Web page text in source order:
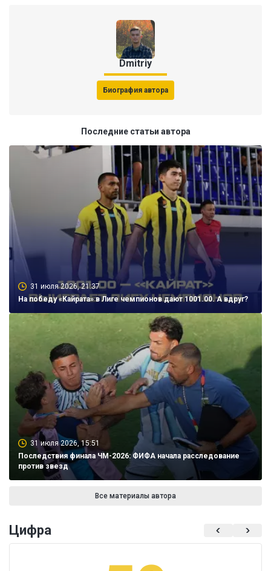
Dmitriy
Биография автора
Последние статьи автора
31 июля 2026, 21:37
На победу «Кайрата» в Лиге чемпионов дают 1001.00. А вдруг?
31 июля 2026, 15:51
Последствия финала ЧМ-2026: ФИФА начала расследование
против звезд
Все материалы автора
Цифра